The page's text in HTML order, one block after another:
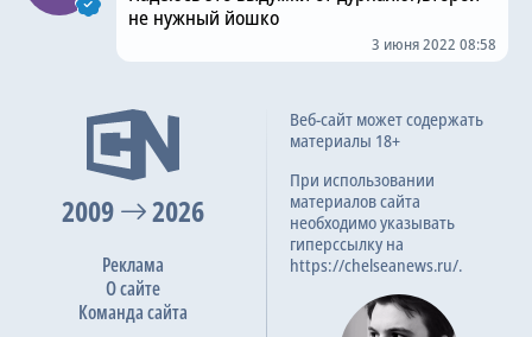
не нужный йошко
3 июня 2022 08:58
2009 2026
Реклама
О сайте
Команда сайта
Веб-сайт может содержать
материалы 18+
При использовании
материалов сайта
необходимо указывать
гиперссылку на
https://chelseanews.ru/.